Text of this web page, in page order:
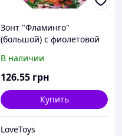
Зонт "Фламинго"
(большой) с фиолетовой
В наличии
126.55 грн
Купить
LoveToys